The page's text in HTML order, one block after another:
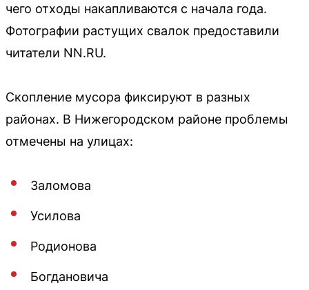
чего отходы накапливаются с начала года.
Фотографии растущих свалок предоставили
читатели NN.RU.
Скопление мусора фиксируют в разных
районах. В Нижегородском районе проблемы
отмечены на улицах:
Заломова
Усилова
Родионова
Богдановича